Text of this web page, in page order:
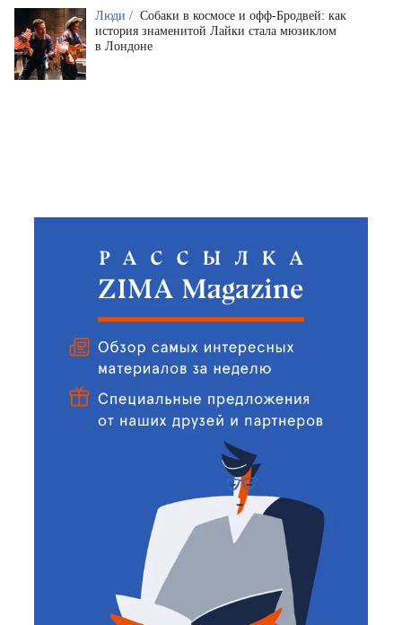
Люди / Собаки в космосе и офф-Бродвей: как
история знаменитой Лайки стала мюзиклом
в Лондоне